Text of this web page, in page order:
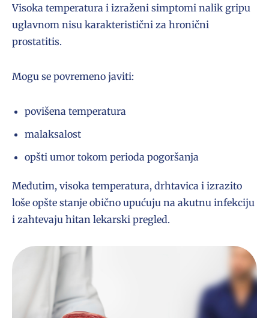
Visoka temperatura i izraženi simptomi nalik gripu
uglavnom nisu karakteristični za hronični
prostatitis.
Mogu se povremeno javiti:
povišena temperatura
malaksalost
opšti umor tokom perioda pogoršanja
Međutim, visoka temperatura, drhtavica i izrazito
loše opšte stanje obično upućuju na akutnu infekciju
i zahtevaju hitan lekarski pregled.